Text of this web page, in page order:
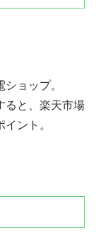
ョップ。
ると、楽天市場
ント。